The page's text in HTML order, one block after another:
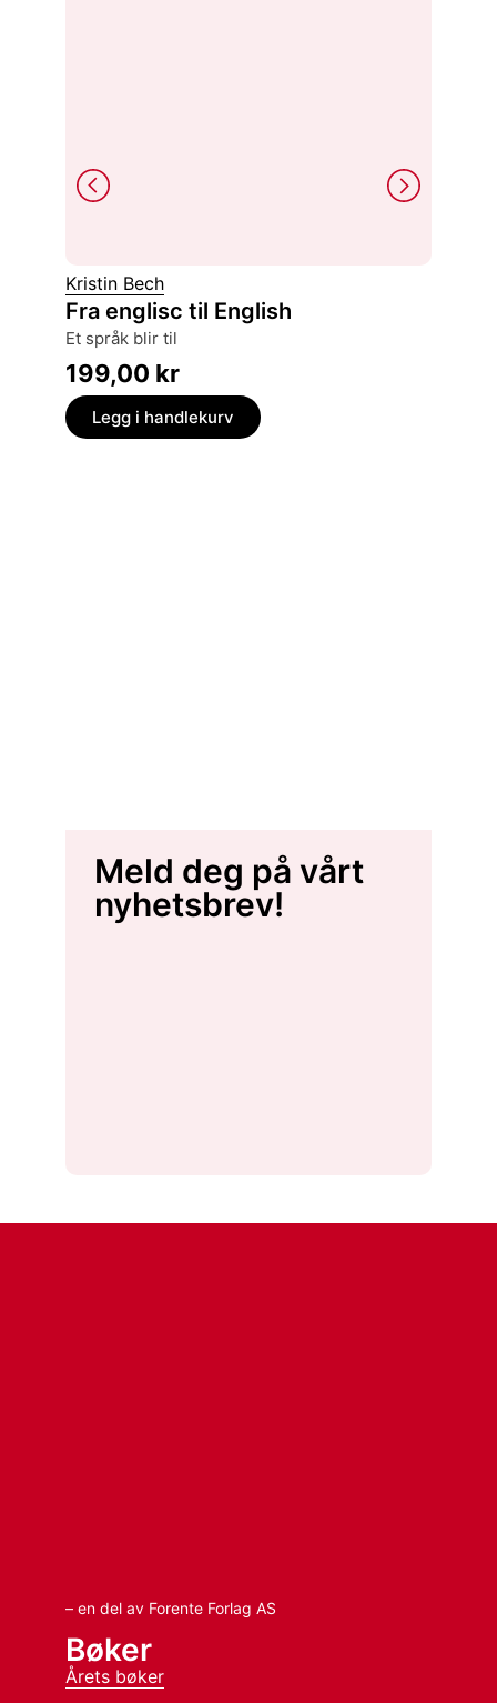
Kristin Bech
Fra englisc til English
et språk blir til
199,00 kr
Legg i handlekurv
Meld deg på vårt
nyhetsbrev!
– en del av Forente Forlag AS
Bøker
Årets bøker